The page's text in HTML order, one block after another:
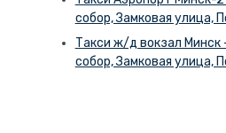
собор, Замковая улица,
Такси ж/д вокзал Минск
собор, Замковая улица,